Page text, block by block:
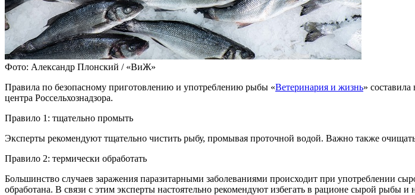
Фото: Александр Плонский / «ВиЖ»
Правила по безопасному приготовлению и употреблению рыбы «Ветеринария и жизнь»
центра Россельхознадзора.
Правило 1: тщательно промыть
Эксперты рекомендуют тщательно чистить рыбу, промывая проточной водой. Важно также
Правило 2: термически обработать
Большинство случаев заражения паразитарными заболеваниями происходит при употреблении
обработана. В связи с этим эксперты настоятельно рекомендуют избегать в рационе сырой рыбы и